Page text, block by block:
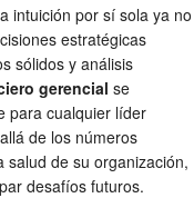
intuición por sí sola ya no
estratégicas
sólidos y análisis
gerencial se
para cualquier líder
de los números
de su organización,
desafíos futuros.